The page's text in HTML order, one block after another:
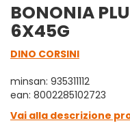
BONONIA
6X45G
DINO CORSINI
minsan: 935311112
ean: 8002285102723
Vai alla descrizione